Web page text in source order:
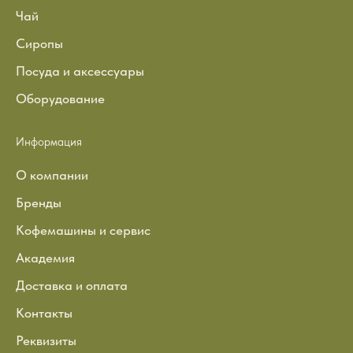
Информация
О компании
Бренды
Кофемашины и сервис
Академия
Доставка и оплата
Контакты
Реквизиты
Чай
Сиропы
Посуда и аксессуары
Оборудование